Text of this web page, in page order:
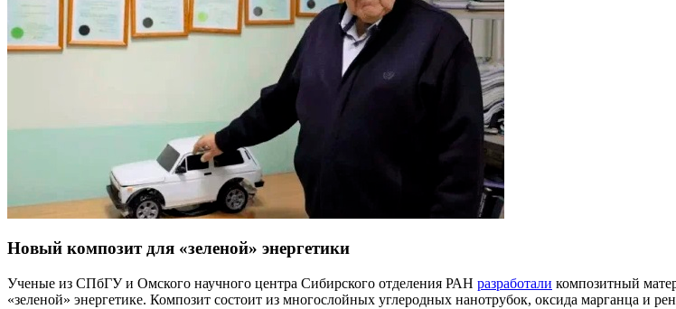
Новый композит для «зеленой» энергетики
Ученые из СПбГУ и Омского научного центра Сибирского отделения РАН разработали композитный
«зеленой» энергетике. Композит состоит из многослойных углеродных нанотрубок, оксида марганца и